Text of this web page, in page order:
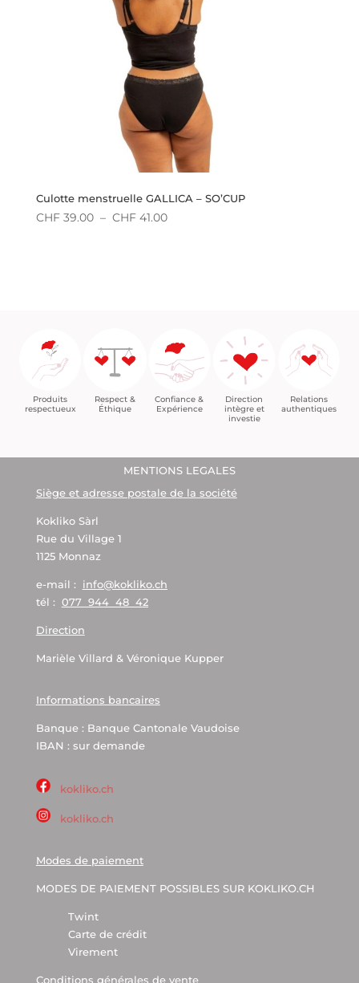
Culotte menstruelle GALLICA – SO’CUP
CHF39.00 – CHF41.00Plage
Produits
respectueux
Respect &
Éthique
Confiance &
Expérience
Direction
intègre et
investie
Relations
authentiques
MENTIONS LEGALES
Siège et adresse postale de la société
Kokliko Sàrl
Rue du Village 1
1125 Monnaz
e-mail : info@kokliko.ch
tél : 077 944 48 42
Direction
Marièle Villard & Véronique Kupper
Informations bancaires
Banque : Banque Cantonale Vaudoise
IBAN : sur demande
kokliko.ch
kokliko.ch
Modes de paiement
MODES DE PAIEMENT POSSIBLES SUR KOKLIKO.CH
Twint
Carte de crédit
Virement
Conditions générales de vente